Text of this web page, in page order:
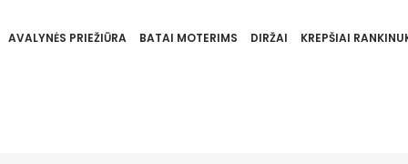
AVALYNĖS PRIEŽIŪRA BATAI MOTERIMS DIRŽAI KREPŠIAI